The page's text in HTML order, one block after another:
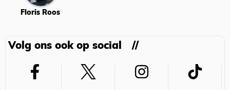
Floris Roos
Volg ons ook op social